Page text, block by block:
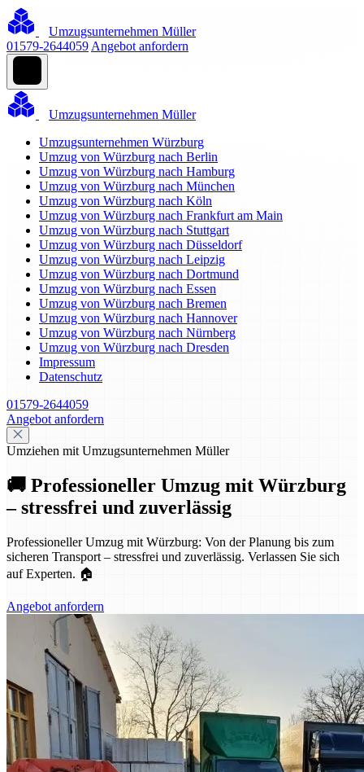
Umzugsunternehmen Müller
01579-2644059 Angebot anfordern
Umzugsunternehmen Müller
Umzugsunternehmen Würzburg
Umzug von Würzburg nach Berlin
Umzug von Würzburg nach Hamburg
Umzug von Würzburg nach München
Umzug von Würzburg nach Köln
Umzug von Würzburg nach Frankfurt am Main
Umzug von Würzburg nach Stuttgart
Umzug von Würzburg nach Düsseldorf
Umzug von Würzburg nach Leipzig
Umzug von Würzburg nach Dortmund
Umzug von Würzburg nach Essen
Umzug von Würzburg nach Bremen
Umzug von Würzburg nach Hannover
Umzug von Würzburg nach Nürnberg
Umzug von Würzburg nach Dresden
Impressum
Datenschutz
01579-2644059
Angebot anfordern
Umziehen mit Umzugsunternehmen Müller
🚚 Professioneller Umzug mit Würzburg
– stressfrei und zuverlässig
Professioneller Umzug mit Würzburg: Von der Planung bis zum
sicheren Transport – stressfrei und zuverlässig. Verlassen Sie sich
auf Experten. 🏠
Angebot anfordern